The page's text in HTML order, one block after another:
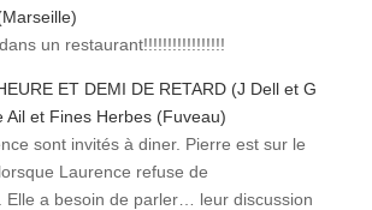
un restaurant!!!!!!!!!!!!!!!!!
ET DEMI DE RETARD (J Dell et G
Ail et Fines Herbes (Fuveau)
sont invités à diner. Pierre est sur le
Laurence refuse de
Elle a besoin de parler… leur discussion